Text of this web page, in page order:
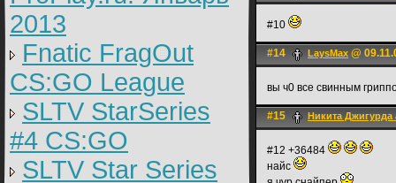
2013
Fnatic FragOut
CS:GO League
SLTV StarSeries
#4 CS:GO
SLTV Star Series
#10
#14 LаysMax @
вы ч0 все свинным
#15 Никита Джигурда
#12 +36484
найс